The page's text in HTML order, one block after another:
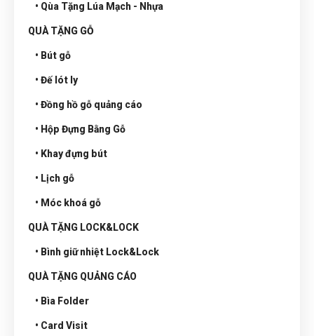
• Qùa Tặng Lúa Mạch - Nhựa
QUÀ TẶNG GỖ
• Bút gỗ
• Đế lót ly
• Đồng hồ gỗ quảng cáo
• Hộp Đựng Bằng Gỗ
• Khay đựng bút
• Lịch gỗ
• Móc khoá gỗ
QUÀ TẶNG LOCK&LOCK
• Bình giữ nhiệt Lock&Lock
QUÀ TẶNG QUẢNG CÁO
• Bìa Folder
• Card Visit